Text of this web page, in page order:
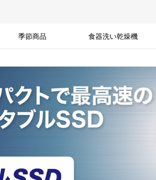
季節商品 食器洗い乾燥機